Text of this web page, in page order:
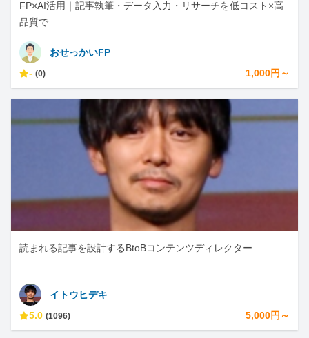
FP×AI活用｜記事執筆・データ入力・リサーチを低コスト×高
品質で
おせっかいFP
- (0) 1,000円～
読まれる記事を設計するBtoBコンテンツディレクター
イトウヒデキ
5.0 (1096) 5,000円～